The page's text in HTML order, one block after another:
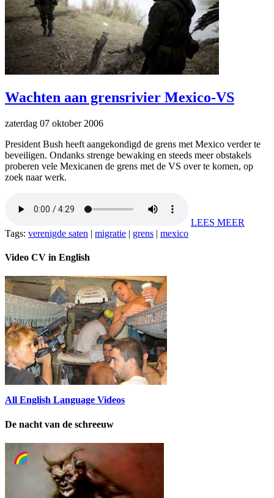
Wachten aan grensrivier Mexico-VS
zaterdag 07 oktober 2006
President Bush heeft aangekondigd de grens met Mexico verder te
beveiligen. Ondanks strenge bewaking en steeds meer obstakels
proberen vele Mexicanen de grens met de VS over te komen, op
zoek naar werk.
LEES MEER
Tags: verenigde saten | migratie | grens | mexico
Video CV in English
All English Language Videos
De nacht van de schreeuw